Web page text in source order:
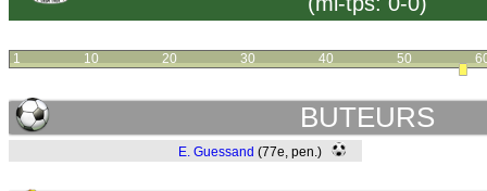
1 10 20 30 40 50
BUTEURS
E. Guessand (77e, pen.)